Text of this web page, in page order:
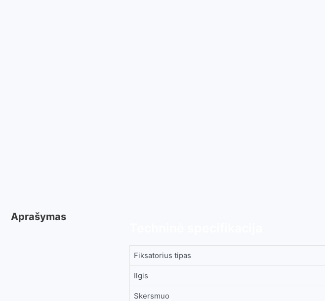
Aprašymas
Fiksatorius tipas
Ilgis
Skersmuo